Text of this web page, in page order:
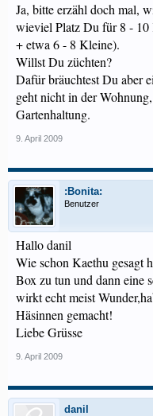
Ja, bitte erzähl doch mal,
wieviel Platz Du für 8 - 10
+ etwa 6 - 8 Kleine).
Willst Du züchten?
Dafür bräuchtest Du aber
geht nicht in der
Gartenhaltung.
9. April 2009
:Bonita:
Benutzer
Hallo danil
Wie schon Kaethu gesagt
Box zu tun und dann eine
wirkt echt meist
Häsinnen gemacht!
Liebe Grüsse
9. April 2009
danil